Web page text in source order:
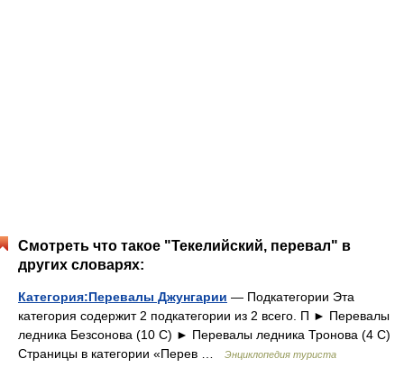
Смотреть что такое "Текелийский, перевал" в
других словарях:
Категория:Перевалы Джунгарии — Подкатегории Эта
категория содержит 2 подкатегории из 2 всего. П ► Перевалы
ледника Безсонова‎ (10 С) ► Перевалы ледника Тронова‎ (4 С)
Страницы в категории «Перев …
Энциклопедия туриста